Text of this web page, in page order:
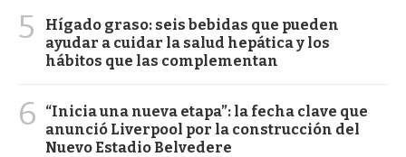
5
Hígado graso: seis bebidas que pueden
ayudar a cuidar la salud hepática y los
hábitos que las complementan
6
“Inicia una nueva etapa”: la fecha clave que
anunció Liverpool por la construcción del
Nuevo Estadio Belvedere